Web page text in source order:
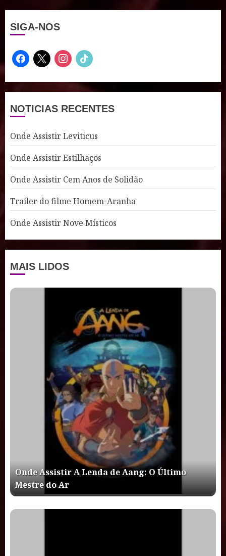
SIGA-NOS
facebook
x instagram
tiktok
NOTICIAS RECENTES
Onde Assistir Leviticus
Onde Assistir Estilhaços
Onde Assistir Cem Anos de Solidão
Trailer do filme Homem-Aranha
Onde Assistir Nove Místicos
MAIS LIDOS
Onde Assistir A Lenda de Aang: O Último
Mestre do Ar